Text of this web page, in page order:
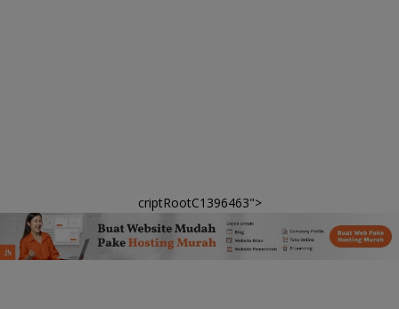
criptRootC1396463">